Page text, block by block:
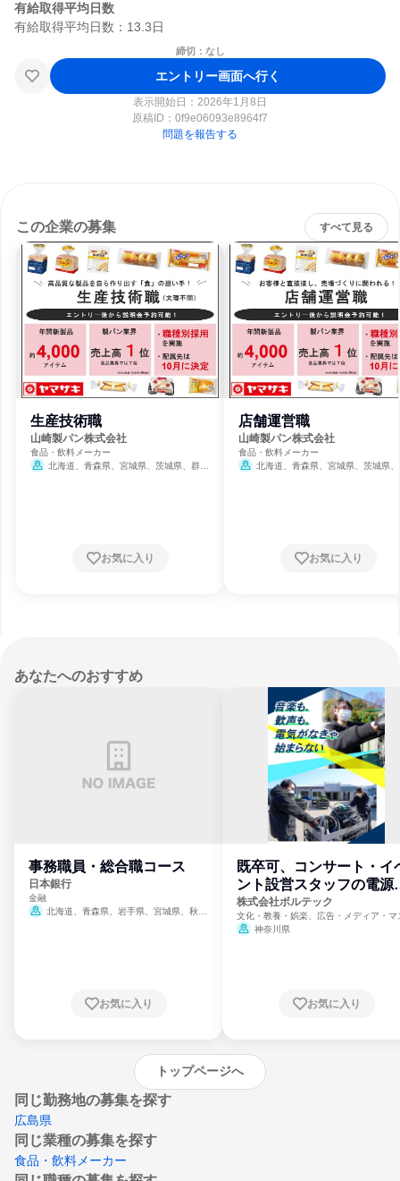
有給取得平均日数
締切：なし
エントリー画面へ行く
表示開始日：2026年1月8日
原稿ID： 0f9e06093e8964f7
問題を報告する
この企業の募集 すべて見る
生産技術職
山崎製パン株式会社
食品・飲料メーカー
北海道、青森県、宮城県、茨城県、群馬
お気に入り
店舗運営職
山崎製パン株式会社
食品・飲料メーカー
北海道、青森県、宮城県、茨城県
お気に入り
あなたへのおすすめ
事務職員・総合職コース
日本銀行
金融
北海道、青森県、岩手県、宮城県、秋田
崎県、熊本県、大分県、宮崎県、鹿児島県、
お気に入り
既卒可、コンサート・イ
ント設営スタッフの電源
門
株式会社ボルテック
文化・教養・娯楽、広告・メディア・マ
ミ、電力・ガス・水道・エネルギー
神奈川県
お気に入り
トップページへ
同じ勤務地の募集を探す
広島県
同じ業種の募集を探す
食品・飲料メーカー